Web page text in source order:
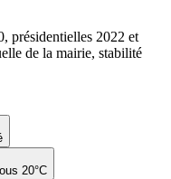
20°C
présidentielles 2022 et
de la mairie, stabilité